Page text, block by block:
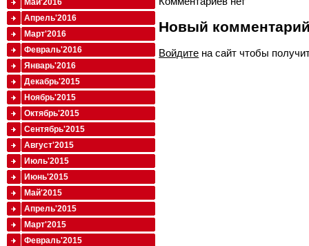
Новый
Войдите на сайт чтобы
Май'2016
Апрель'2016
Март'2016
Февраль'2016
Январь'2016
Декабрь'2015
Ноябрь'2015
Октябрь'2015
Сентябрь'2015
Август'2015
Июль'2015
Июнь'2015
Май'2015
Апрель'2015
Март'2015
Февраль'2015